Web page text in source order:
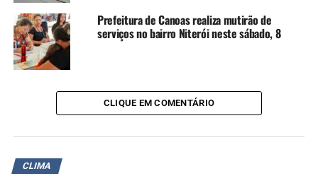
A SEGUIR UP
Previsão do tempo para esta semana em Canoas indica
chuva forte e volumosa na quinta, com alto risco de
alagamentos
NÃO SE ESQUEÇA
desta quarta; veja as orientações
Prefeitura de Canoas realiza mutirão de
serviços no bairro Niterói neste sábado, 8
CLIQUE EM COMENTÁRIO
CLIMA